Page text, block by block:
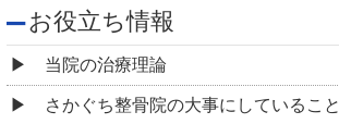
お役立ち情報
当院の治療理論
さかぐち整骨院の大事にしていること